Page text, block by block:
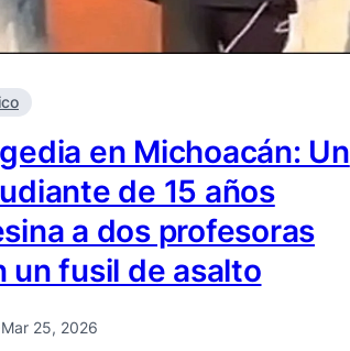
en Michoacán: Un
de 15 años
a dos profesoras
un fusil de asalto
Mar 25, 2026